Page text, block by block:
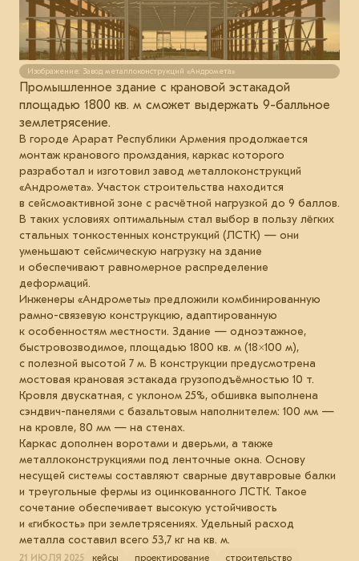
Изображение: Завод металлоконструкций «Андромета»
Промышленное здание с крановой эстакадой
площадью 1800 кв. м сможет выдержать 9-балльное
землетрясение.
В городе Арарат Республики Армения продолжается
монтаж кранового промздания, каркас которого
разработал и изготовил завод металлоконструкций
«Андромета». Участок строительства находится
в сейсмоактивной зоне с расчётной нагрузкой до 9 баллов.
В таких условиях оптимальным стал выбор в пользу лёгких
стальных тонкостенных конструкций (ЛСТК) — они
уменьшают сейсмическую нагрузку на здание
и обеспечивают равномерное распределение
деформаций.
Инженеры «Андрометы» предложили комбинированную
рамно-связевую конструкцию, адаптированную
к особенностям местности. Здание — одноэтажное,
быстровозводимое, площадью 1800 кв. м (18×100 м),
с полезной высотой 7 м. В конструкции предусмотрена
мостовая крановая эстакада грузоподъёмностью 10 т.
Кровля двускатная, с уклоном 25%, обшивка выполнена
сэндвич-панелями с базальтовым наполнителем: 100 мм —
на кровле, 80 мм — на стенах.
Каркас дополнен воротами и дверьми, а также
металлоконструкциями под ленточные окна. Основу
несущей системы составляют сварные двутавровые балки
и треугольные фермы из оцинкованного ЛСТК. Такое
сочетание обеспечивает высокую устойчивость
и «гибкость» при землетрясениях. Удельный расход
металла составил всего 53,7 кг на кв. м.
21 ИЮЛЯ 2025 кейсы проектирование
строительство